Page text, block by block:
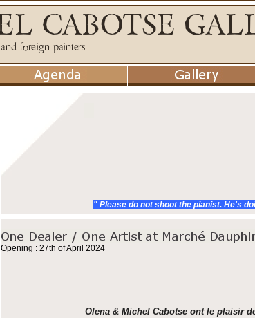
" Please do not shoot the pianist. He's
Opening : 27th of April 2024
Olena & Michel Cabotse ont le plaisir